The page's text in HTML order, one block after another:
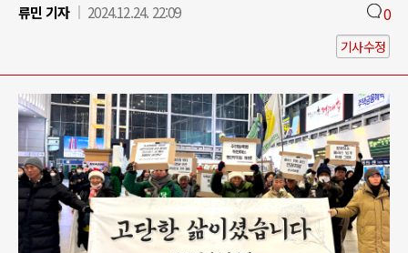
류민 기자
2024.12.24. 22:09 0
기사수정